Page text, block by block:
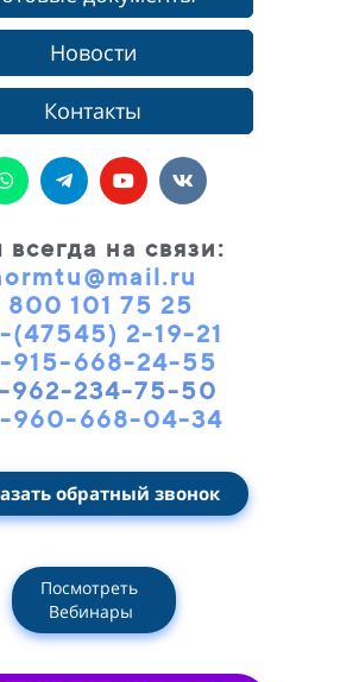
Новости
Контакты
на связи:
800 101 75 25
(47545) 2-19-21
915-668-24-55
962-234-75-50
960-668-04-34
обратный звонок
Посмотреть
Вебинары